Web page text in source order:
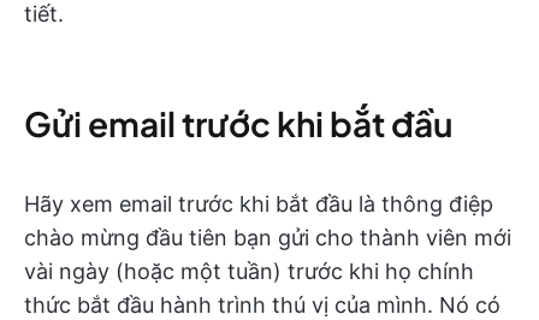
tiết.
Gửi email trước khi bắt đầu
Hãy xem email trước khi bắt đầu là thông điệp
chào mừng đầu tiên bạn gửi cho thành viên mới
vài ngày (hoặc một tuần) trước khi họ chính
thức bắt đầu hành trình thú vị của mình. Nó có